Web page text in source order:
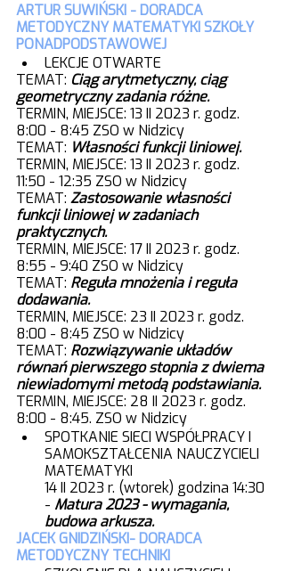
ARTUR SUWIŃSKI - DORADCA
METODYCZNY MATEMATYKI SZKOŁY
PONADPODSTAWOWEJ
LEKCJE OTWARTE
TEMAT: Ciąg arytmetyczny, ciąg
geometryczny zadania różne.
TERMIN, MIEJSCE: 13 II 2023 r. godz.
8:00 - 8:45 ZSO w Nidzicy
TEMAT: Własności funkcji liniowej.
TERMIN, MIEJSCE: 13 II 2023 r. godz.
11:50 - 12:35 ZSO w Nidzicy
TEMAT: Zastosowanie własności
funkcji liniowej w zadaniach
praktycznych.
TERMIN, MIEJSCE: 17 II 2023 r. godz.
8:55 - 9:40 ZSO w Nidzicy
TEMAT: Reguła mnożenia i reguła
dodawania.
TERMIN, MIEJSCE: 23 II 2023 r. godz.
8:00 - 8:45 ZSO w Nidzicy
TEMAT: Rozwiązywanie układów
równań pierwszego stopnia z dwiema
niewiadomymi metodą podstawiania.
TERMIN, MIEJSCE: 28 II 2023 r. godz.
8:00 - 8:45. ZSO w Nidzicy
SPOTKANIE SIECI WSPÓŁPRACY I
SAMOKSZTAŁCENIA NAUCZYCIELI
MATEMATYKI
14 II 2023 r. (wtorek) godzina 14:30
- Matura 2023 - wymagania,
budowa arkusza.
JACEK GNIDZIŃSKI- DORADCA
METODYCZNY TECHNIKI